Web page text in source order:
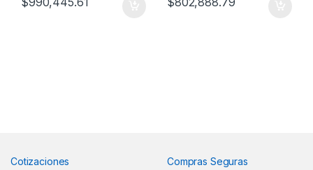
Cotizaciones
Compras Seguras